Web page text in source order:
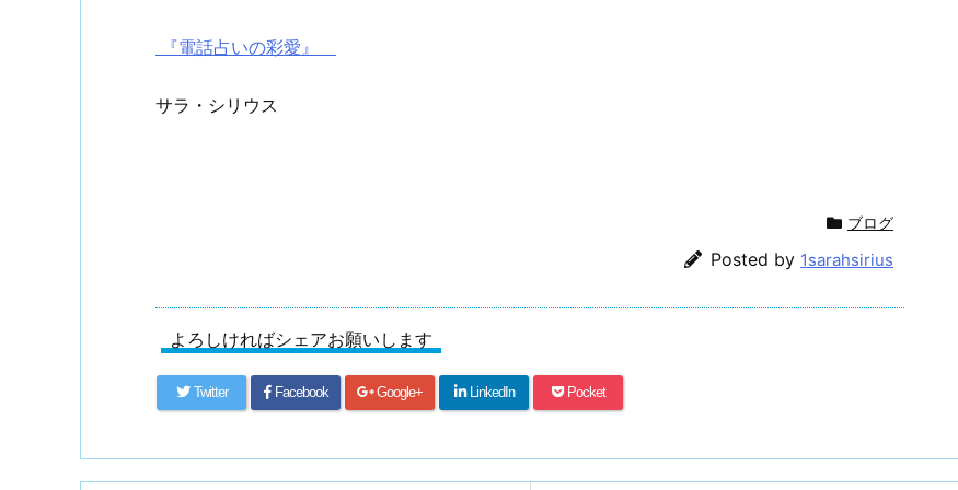
『電話占いの彩愛』
サラ・シリウス
ブログ
Posted by 1sarahsirius
よろしければシェアお願いします
Twitter Facebook Google+ LinkedIn Pocket